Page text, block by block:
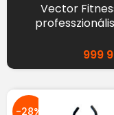
Vector
999
-28%